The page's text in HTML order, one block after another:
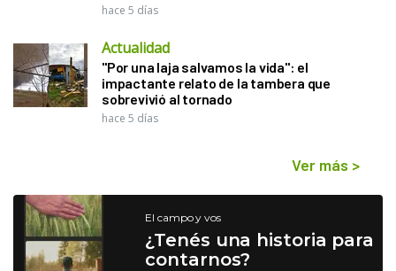
hace 5 días
Actualidad
"Por una laja salvamos la vida": el
impactante relato de la tambera que
sobrevivió al tornado
hace 5 días
Ver más >
El campo y vos
¿Tenés una historia para
contarnos?